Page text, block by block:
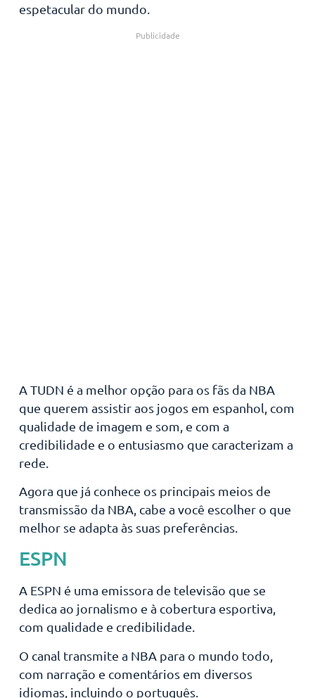
espetacular do mundo.
Publicidade
A TUDN é a melhor opção para os fãs da NBA
que querem assistir aos jogos em espanhol, com
qualidade de imagem e som, e com a
credibilidade e o entusiasmo que caracterizam a
rede.
Agora que já conhece os principais meios de
transmissão da NBA, cabe a você escolher o que
melhor se adapta às suas preferências.
ESPN
A ESPN é uma emissora de televisão que se
dedica ao jornalismo e à cobertura esportiva,
com qualidade e credibilidade.
O canal transmite a NBA para o mundo todo,
com narração e comentários em diversos
idiomas, incluindo o português.